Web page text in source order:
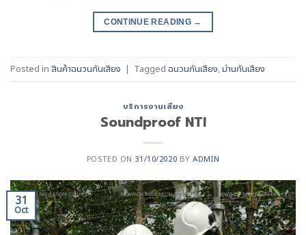
CONTINUE READING →
Posted in สินค้าฉนวนกันเสียง | Tagged ฉนวนกันเสียง,ม่านกันเสียง
บริการงานเสียง
Soundproof NTI
POSTED ON 31/10/2020 BYADMIN
31
Oct